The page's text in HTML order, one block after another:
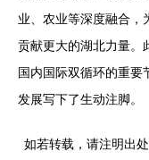
业、农业等深度融合，
贡献更大的湖北力量。
国内国际双循环的重要
发展写下了生动注脚。
如若转载，请注明出